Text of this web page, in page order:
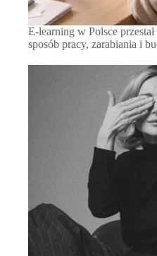
E-learning w Polsce
sposób pracy, zarabiania i